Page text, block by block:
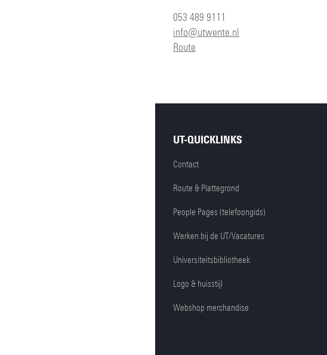
053 489 9111
info@utwente.nl
Route
UT-QUICKLINKS
Contact
Route & Plattegrond
People Pages (telefoongids)
Werken bij de UT/Vacatures
Universiteitsbibliotheek
Logo & huisstijl
Webshop merchandise